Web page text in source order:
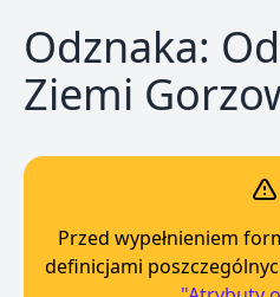
Odznaka:
Ziemi
Przed wypełnieniem
definicjami